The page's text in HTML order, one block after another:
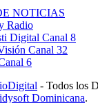
NOTICIAS
Radio
Digital Canal 8
Canal 32
6
- Todos los
Dominicana.